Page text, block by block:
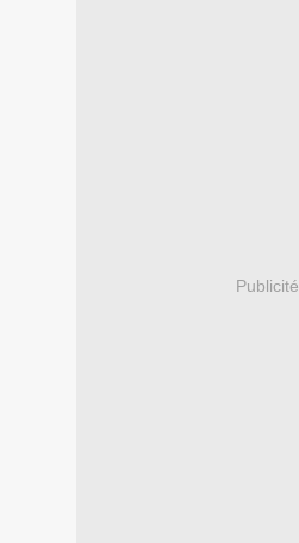
Publicité